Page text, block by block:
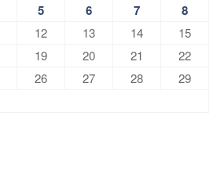
5 6 7 8
12 13 14
15
19 20 21
22
26 27 28
29